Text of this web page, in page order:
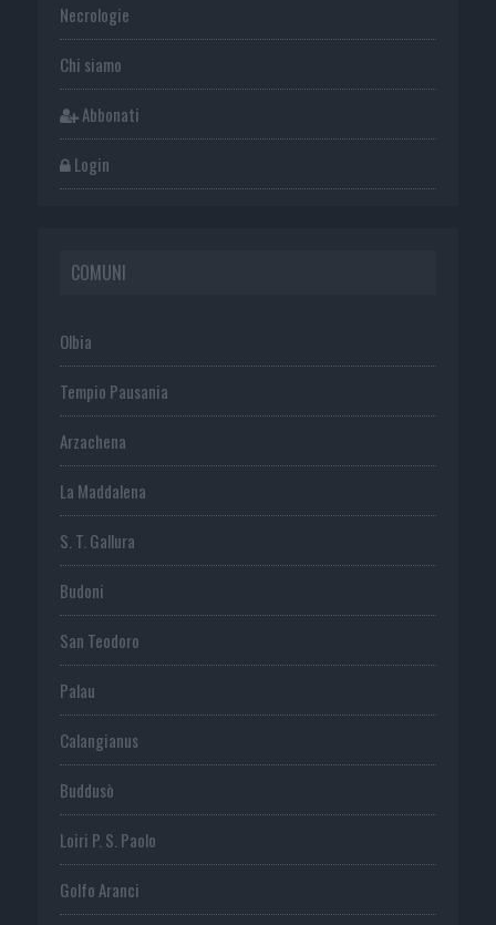
Necrologie
Chi siamo
Abbonati
Login
COMUNI
Olbia
Tempio Pausania
Arzachena
La Maddalena
S. T. Gallura
Budoni
San Teodoro
Palau
Calangianus
Buddusò
Loiri P. S. Paolo
Golfo Aranci